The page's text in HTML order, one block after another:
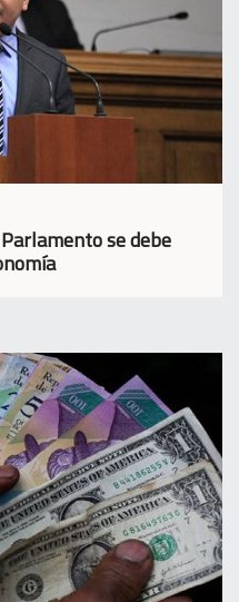
se debe